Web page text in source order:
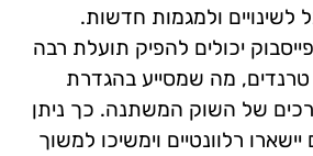
ולמגמות חדשות.
יכולים להפיק תועלת רבה
מה שמסייע בהגדרת
של השוק המשתנה. כך ניתן
רלוונטיים וימשיכו למשוך